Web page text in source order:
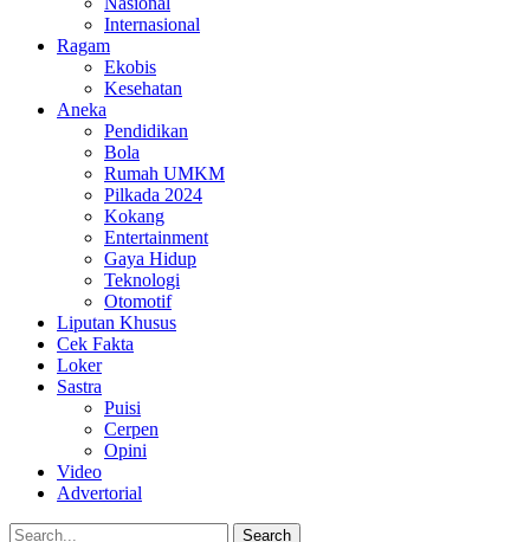
Internasional
Ragam
Ekobis
Kesehatan
Aneka
Pendidikan
Bola
Rumah UMKM
Pilkada 2024
Kokang
Entertainment
Gaya Hidup
Teknologi
Otomotif
Liputan Khusus
Cek Fakta
Loker
Sastra
Puisi
Cerpen
Opini
Video
Advertorial